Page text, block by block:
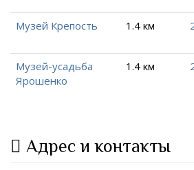
Музей Крепость 1.4 км
Музей-усадьба
Ярошенко
1.4 км
Адрес и контакты